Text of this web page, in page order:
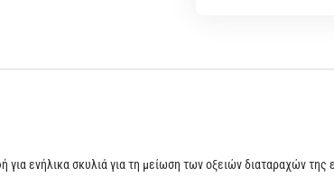
ενήλικα σκυλιά για τη μείωση των οξειών διαταραχών